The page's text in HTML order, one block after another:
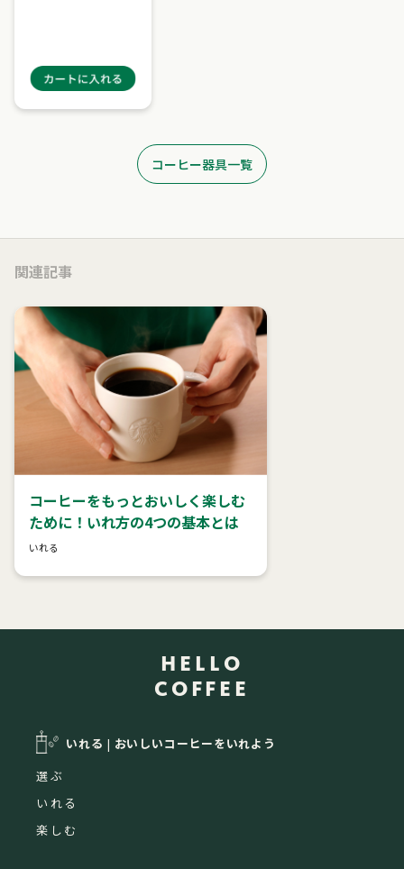
コーヒー器具一覧
関連記事
コーヒーをもっとおいしく楽しむ
ために！いれ方の4つの基本とは
いれる
HELLO
COFFEE
いれる | おいしいコーヒーをいれよう
選ぶ
いれる
楽しむ